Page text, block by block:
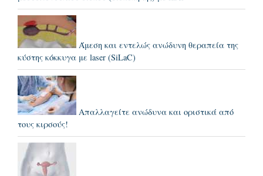
Άμεση και εντελώς ανώδυνη θεραπεία της
κύστης κόκκυγα με laser (SiLaC)
Απαλλαγείτε ανώδυνα και οριστικά από
τους κιρσούς!